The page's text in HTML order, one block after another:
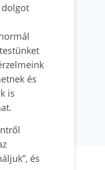
dolgot
és
is
és